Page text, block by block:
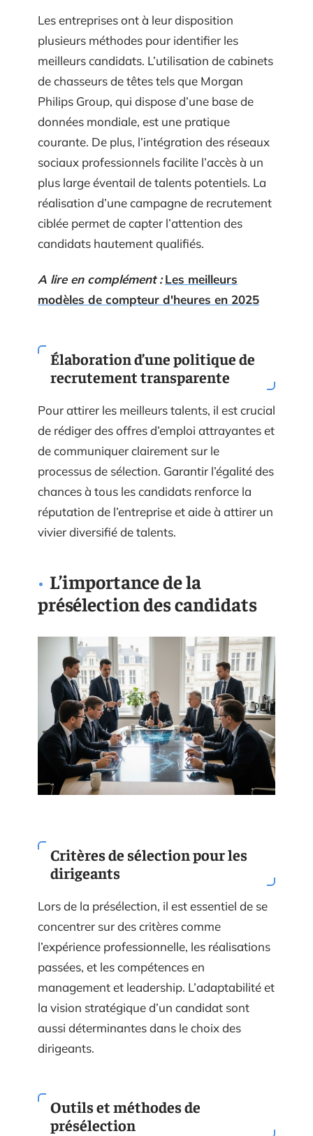
Les entreprises ont à leur disposition
plusieurs méthodes pour identifier les
meilleurs candidats. L’utilisation de cabinets
de chasseurs de têtes tels que Morgan
Philips Group, qui dispose d’une base de
données mondiale, est une pratique
courante. De plus, l’intégration des réseaux
sociaux professionnels facilite l’accès à un
plus large éventail de talents potentiels. La
réalisation d’une campagne de recrutement
ciblée permet de capter l’attention des
candidats hautement qualifiés.
A lire en complément : Les meilleurs
modèles de compteur d'heures en 2025
Élaboration d’une politique de
recrutement transparente
Pour attirer les meilleurs talents, il est crucial
de rédiger des offres d’emploi attrayantes et
de communiquer clairement sur le
processus de sélection. Garantir l’égalité des
chances à tous les candidats renforce la
réputation de l’entreprise et aide à attirer un
vivier diversifié de talents.
L’importance de la
présélection des candidats
Critères de sélection pour les
dirigeants
Lors de la présélection, il est essentiel de se
concentrer sur des critères comme
l’expérience professionnelle, les réalisations
passées, et les compétences en
management et leadership. L’adaptabilité et
la vision stratégique d’un candidat sont
aussi déterminantes dans le choix des
dirigeants.
Outils et méthodes de
présélection